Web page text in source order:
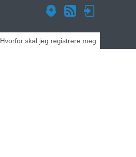
Hvorfor skal jeg registrere meg